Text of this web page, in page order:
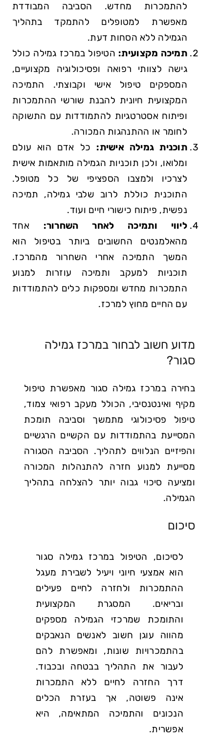
להתמכרות מחדש. הסביבה המבודדת
מאפשרת למטופלים להתמקד בתהליך
הגמילה ללא הסחות דעת.
תמיכה מקצועית: הטיפול במרכז גמילה כולל
גישה לצוותי רפואה ופסיכולוגיה מקצועיים,
המספקים טיפול אישי וקבוצתי. התמיכה
המקצועית חיונית להבנת שורשי ההתמכרות
ופיתוח אסטרטגיות להתמודדות עם התשוקה
לחומר או ההתנהגות המכורה.
תוכנית גמילה אישית: כל אדם הוא עולם
ומלואו, ולכן תוכניות הגמילה מותאמות אישית
לצרכיו ולמצבו הספציפי של כל מטופל.
התוכנית כוללת לרוב שלבי גמילה, תמיכה
נפשית, פיתוח כישורי חיים ועוד.
ליווי ותמיכה לאחר השחרור: אחד
מהאלמנטים החשובים ביותר בטיפול הוא
המשך התמיכה אחרי השחרור מהמרכז.
תוכניות למעקב ותמיכה עוזרות למנוע
התמכרות מחדש ומספקות כלים להתמודדות
עם החיים מחוץ למרכז.
מדוע חשוב לבחור במרכז גמילה
סגור?
בחירה במרכז גמילה סגור מאפשרת טיפול
מקיף ואינטנסיבי, הכולל מעקב רפואי צמוד,
טיפול פסיכולוגי מתמשך וסביבה תומכת
המסייעת בהתמודדות עם הקשיים הרגשיים
והפיזיים הנלווים לתהליך. הסביבה הסגורה
מסייעת למנוע חזרה להתנהלות המכורה
ומציעה סיכוי גבוה יותר להצלחה בתהליך
הגמילה.
סיכום
לסיכום, הטיפול במרכז גמילה סגור
הוא אמצעי חיוני ויעיל לשבירת מעגל
ההתמכרות ולחזרה לחיים פעילים
ובריאים. המסגרת המקצועית
והתומכת שמרכזי הגמילה מספקים
מהווה עוגן חשוב לאנשים הנאבקים
בהתמכרויות שונות, ומאפשרת להם
לעבור את התהליך בבטחה ובכבוד.
דרך החזרה לחיים ללא התמכרות
אינה פשוטה, אך בעזרת הכלים
הנכונים והתמיכה המתאימה, היא
אפשרית.